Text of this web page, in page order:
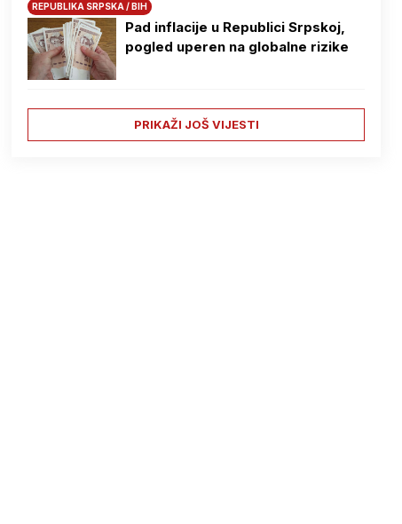
REPUBLIKA SRPSKA / BIH
Pad inflacije u Republici Srpskoj,
pogled uperen na globalne rizike
PRIKAŽI JOŠ VIJESTI